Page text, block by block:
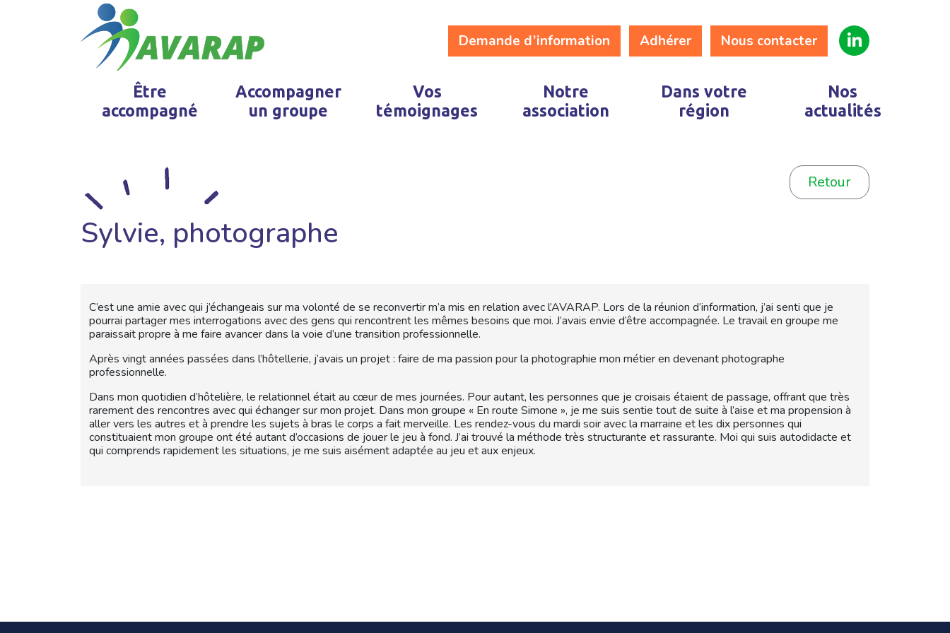
Demande d’information Adhérer Nous contacter
Être
accompagné
Accompagner
un groupe
Vos
témoignages
Notre
association
Dans votre
région
Nos
actualités
Retour
Sylvie, photographe
C’est une amie avec qui j’échangeais sur ma volonté de se reconvertir m’a mis en relation avec l’AVARAP. Lors de la réunion d’information, j’ai senti que je
pourrai partager mes interrogations avec des gens qui rencontrent les mêmes besoins que moi. J’avais envie d’être accompagnée. Le travail en groupe me
paraissait propre à me faire avancer dans la voie d’une transition professionnelle.
Après vingt années passées dans l’hôtellerie, j’avais un projet : faire de ma passion pour la photographie mon métier en devenant photographe
professionnelle.
Dans mon quotidien d’hôtelière, le relationnel était au cœur de mes journées. Pour autant, les personnes que je croisais étaient de passage, offrant que très
rarement des rencontres avec qui échanger sur mon projet. Dans mon groupe « En route Simone », je me suis sentie tout de suite à l’aise et ma propension à
aller vers les autres et à prendre les sujets à bras le corps a fait merveille. Les rendez-vous du mardi soir avec la marraine et les dix personnes qui
constituaient mon groupe ont été autant d’occasions de jouer le jeu à fond. J’ai trouvé la méthode très structurante et rassurante. Moi qui suis autodidacte et
qui comprends rapidement les situations, je me suis aisément adaptée au jeu et aux enjeux.